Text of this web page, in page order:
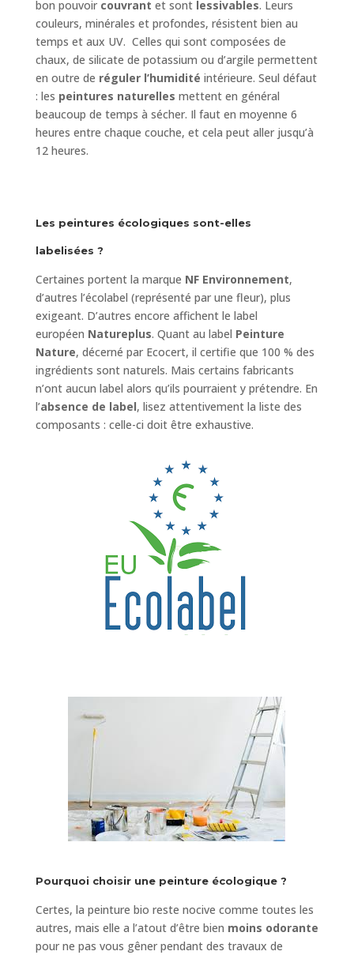
bon pouvoir couvrant et sont lessivables. Leurs
couleurs, minérales et profondes, résistent bien au
temps et aux UV. Celles qui sont composées de
chaux, de silicate de potassium ou d’argile permettent
en outre de réguler l’humidité intérieure. Seul défaut
: les peintures naturelles mettent en général
beaucoup de temps à sécher. Il faut en moyenne 6
heures entre chaque couche, et cela peut aller jusqu’à
12 heures.
Les peintures écologiques sont-elles
labelisées ?
Certaines portent la marque NF Environnement,
d’autres l’écolabel (représenté par une fleur), plus
exigeant. D’autres encore affichent le label
européen Natureplus. Quant au label Peinture
Nature, décerné par Ecocert, il certifie que 100 % des
ingrédients sont naturels. Mais certains fabricants
n’ont aucun label alors qu’ils pourraient y prétendre. En
l’absence de label, lisez attentivement la liste des
composants : celle-ci doit être exhaustive.
Pourquoi choisir une peinture écologique ?
Certes, la peinture bio reste nocive comme toutes les
autres, mais elle a l’atout d’être bien moins odorante
pour ne pas vous gêner pendant des travaux de